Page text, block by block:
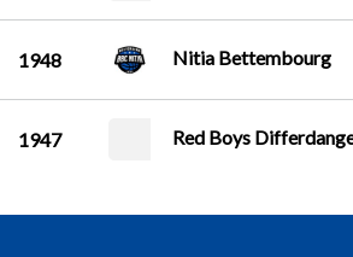
1948 Nitia Bettembourg
1947 Red Boys